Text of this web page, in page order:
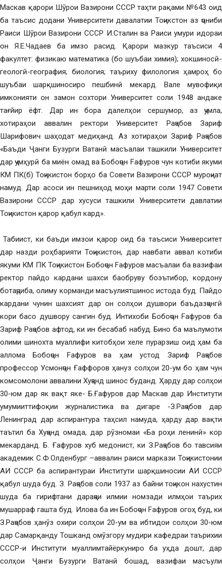
Маскав қарори Шӯрои Вазирони СССР таҳти рақами №643 оид
ба таъсис додани Университети давалатии Тоҷикстон аз ҷониби
Раиси Шӯрои Вазирони СССР И.Сталин ва Раиси умури идораи
он Я.Е.Чадаев ба имзо расид. Қарори мазкур таъсиси 4
факултет: физикаю математика (бо шуъбаи химия); хокшиносӣ-
геологӣ-география; биология; таъриху филология ҳамроҳ бо
шуъбаи шарқшиносиро пешбинӣ мекард. Вале мувофиқи
имконияти он замон сохтори Университет соли 1948 андаке
тағйир ёфт. Дар ин бора далелҳои сершумор, аз ҷумла,
хотираҳои аввалин ректори Университет Раҷабов Зариф
Шарифович шаҳодат медиҳанд. Аз хотираҳои Зариф Раҷабов
«Баъди Ҷанги Бузурги Ватанӣ масъалаи ташкили Университет
дар ҷумҳурӣ ба миён омад ва Бобоҷон Fафуров чун котиби якуми
КМ ПК(б) Тоҷикистон борҳо ба Совети Вазирони СССР муроҷиат
намуд. Дар асоси ин пешниҳод моҳи марти соли 1947 Совети
Вазирони СССР дар хусуси ташкили Университети давлатии
Тоҷикистон қарор қабул кард».
Табиист, ки баъди имзои қарор оид ба таъсиси Университет
дар назди роҳбарияти Тоҷикистон, дар навбати аввал котиби
якуми КМ ПК Тоҷикистон Бобоҷон Fафуров масъалаи ба вазифаи
ректор пайдо кардани шахси баобруву боэътибор, кордону
ботаҷриба, олиму корманди масъулиятшинос истода буд. Пайдо
кардани чунин шахсият дар он солҳои душвори баъдазҷангӣ
кори басо душвору сангин буд. Интихоби Бобоҷон Fафуров ба
Зариф Раҷабов афтод, ки ин бесабаб набуд. Бино ба маълумоти
олими шинохта муаллифи китобҳои хеле пурарзиш оид ҳам ба
аллома Бобоҷон Fафуров ва ҳам устод Зариф Раҷабов
профессор Усмонҷон Ғаффоров ҳануз солҳои 20-ум бо ҳам чун
комсомолони аввалини Хуҷанд шинос буданд. Ҳарду дар солҳои
30-юм дар як вақт яке- Б.Ғафуров дар Маскав дар Институти
умумииттифоқии журналистика ва дигаре -З.Раҷабов дар
Ленинград дар аспирантура таҳсил намуда, ҳарду дар вақти
таътил ба Хуҷанд омада, дар рӯзномаи «Ба роҳи ленинӣ» кор
мекарданд. Б. Ғафуров хуб медонист, ки З.Раҷабов бо тавсияи
академик С.Ф.Олденбург –аввалин раиси маркази Тоҷикистонии
АИ СССР ба аспирантураи Институти шарқшиносии АИ СССР
қабул шуда буд. З. Раҷабов соли 1937 аз байни тоҷикон нахустин
шуда ба гирифтани дараҷаи илмии номзади илмҳои таърих
мушарраф гашта буд. Илова ба ин Бобоҷон Fафуров огоҳ буд, ки
З.Раҷабов ҳанӯз охири солҳои 20-ум ва ибтидои солҳои 30-юм
дар Самарқанду Тошканд омӯзгору мудири кафедраи таърихии
СССР-и Институти муаллимтайёркуниро ба уҳда дошт, дар
солҳои Ҷанги Бузурги Ватанӣ бошад, вазифаи масъули